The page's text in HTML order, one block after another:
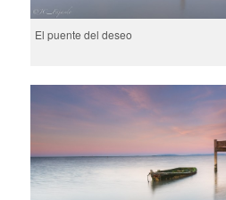
El puente del deseo